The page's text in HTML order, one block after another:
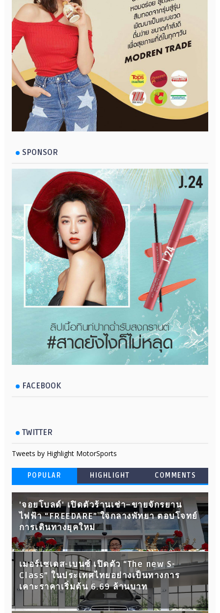
SPONSOR
FACEBOOK
TWITTER
Tweets by Highlight MotorSports
POPULAR HIGHLIGHT COMMENTS
'จอยโบลด์' เปิดตัวร้านเช่า–ขายจักรยาน
ไฟฟ้า “FREEDARE” ใจกลางพัทยา ตอบโจทย์
การเดินทางยุคใหม่
เมอร์เซเดส-เบนซ์ เปิดตัว “The new S-
Class” ในประเทศไทยอย่างเป็นทางการ
เคาะราคาเริ่มต้น 6.69 ล้านบาท